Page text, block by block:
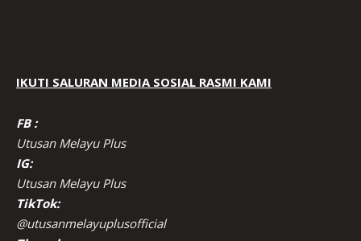
IKUTI SALURAN MEDIA SOSIAL RASMI KAMI
FB :
Utusan Melayu Plus
IG:
Utusan Melayu Plus
TikTok:
@utusanmelayuplusofficial